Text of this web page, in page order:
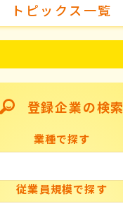
トピックス一覧
登録企業の検索
業種で探す
従業員規模で探す